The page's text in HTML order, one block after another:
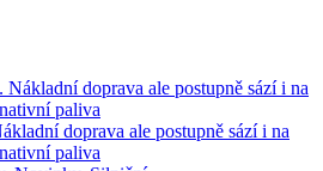
doprava ale postupně sází i na
paliva